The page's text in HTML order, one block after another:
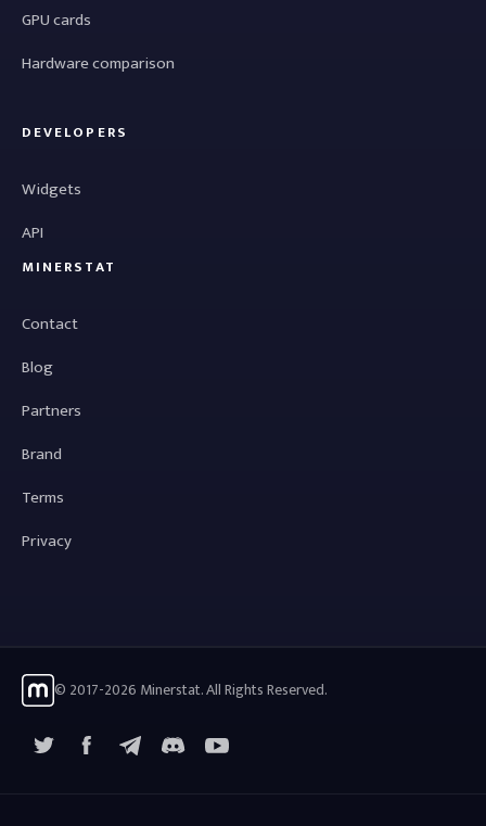
GPU cards
Hardware comparison
DEVELOPERS
Widgets
API
MINERSTAT
Contact
Blog
Partners
Brand
Terms
Privacy
© 2017-2026 Minerstat. All Rights Reserved.
FacebookTelegramYouTube